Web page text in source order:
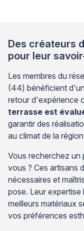
Des créateurs
pour leur
Les membres du
(44) bénéficient
retour d'expérience
terrasse est
garantir des
au climat de la
Vous recherchez un
vous ? Ces artisans
nécessaires et
pose. Leur expertise
meilleurs matériaux
vos préférences